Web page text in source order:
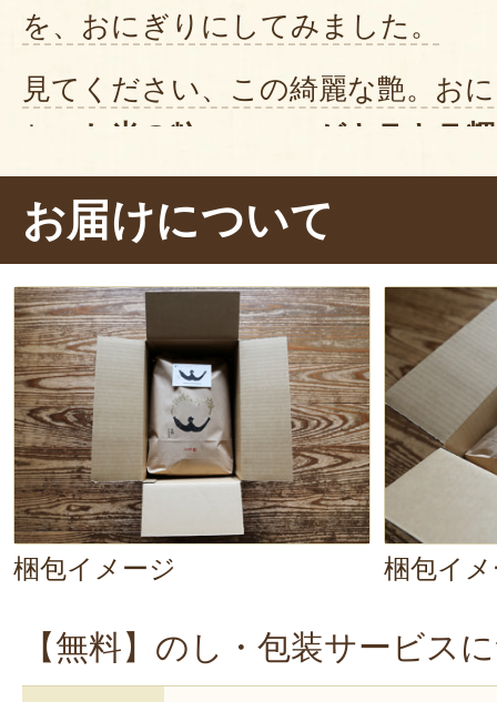
を、おにぎりにしてみました。
見てください、この綺麗な艶。お
お、
お米の粒一つ一つがキラキラ
れでは、一口。お〜！冷めてもモ
むたびに、優しい甘みと旨味がじ
ました。
冷めてもこの満足感なら、お出か
っていくだけで、ご馳走を持ち歩
の。この驚きの美味しさをぜひ体
お届けについて
梱包イメージ 梱包イ
【無料】のし・包装サービス